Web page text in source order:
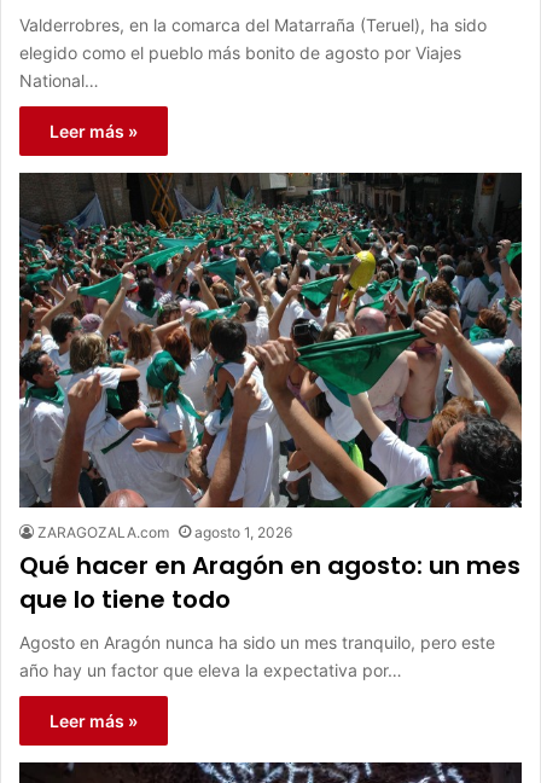
Valderrobres, en la comarca del Matarraña (Teruel), ha sido
elegido como el pueblo más bonito de agosto por Viajes
National…
Leer más »
ZARAGOZALA.com agosto 1, 2026
Qué hacer en Aragón en agosto: un mes
que lo tiene todo
Agosto en Aragón nunca ha sido un mes tranquilo, pero este
año hay un factor que eleva la expectativa por…
Leer más »